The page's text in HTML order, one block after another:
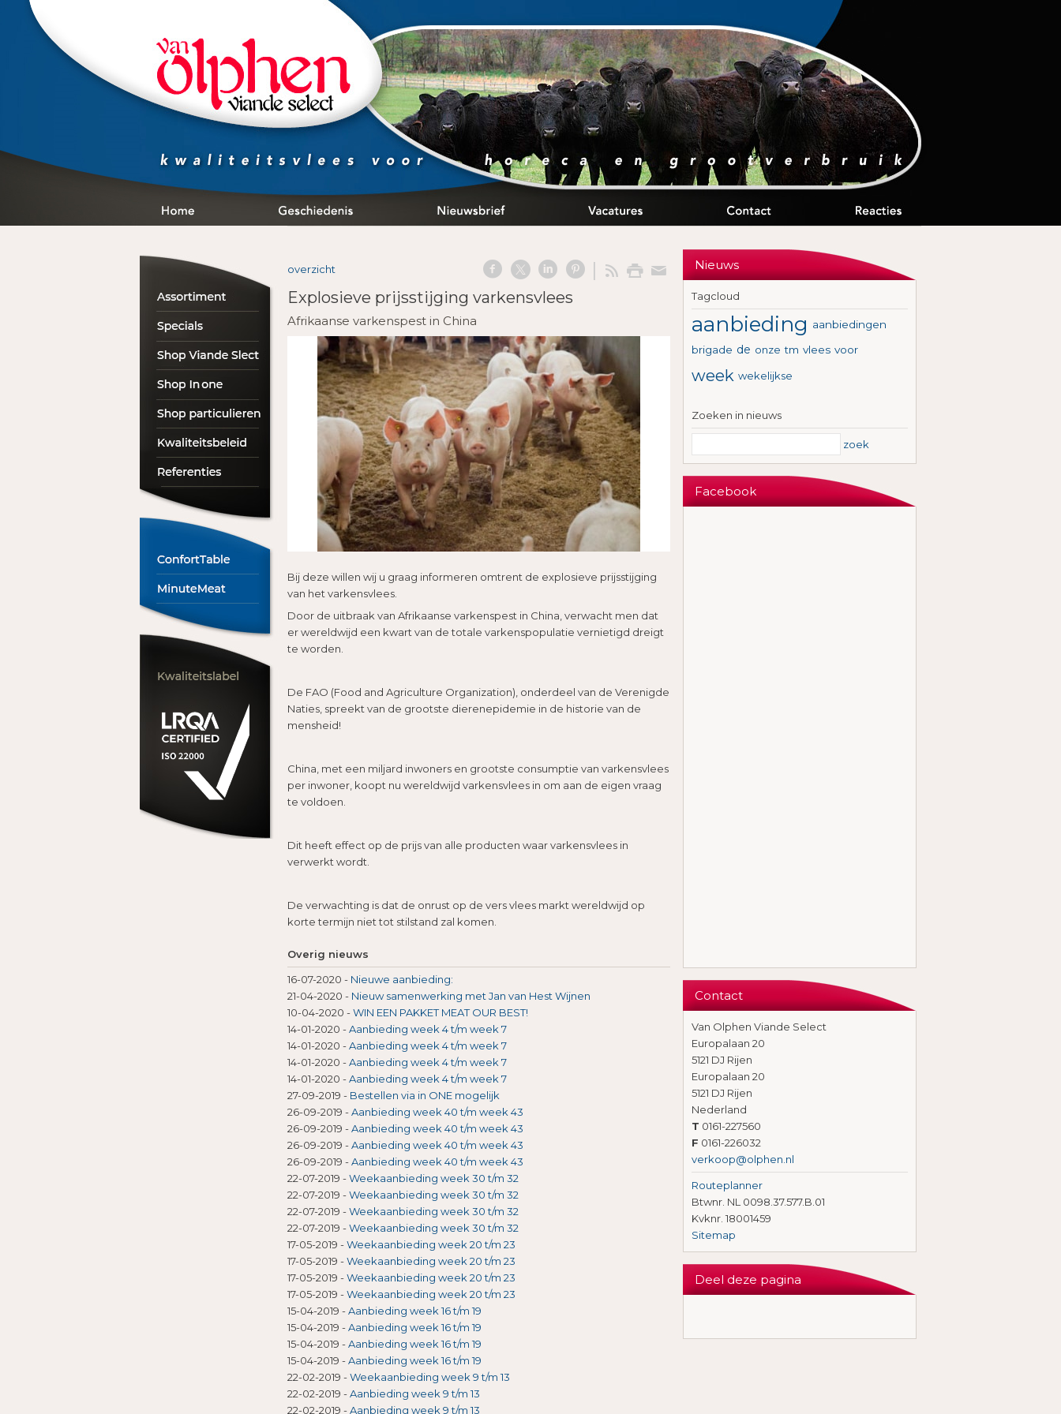
overzicht
Explosieve prijsstijging varkensvlees
Afrikaanse varkenspest in China
Bij deze willen wij u graag informeren omtrent de explosieve prijsstijging
van het varkensvlees.
Door de uitbraak van Afrikaanse varkenspest in China, verwacht men dat
er wereldwijd een kwart van de totale varkenspopulatie vernietigd dreigt
te worden.
De FAO (Food and Agriculture Organization), onderdeel van de Verenigde
Naties, spreekt van de grootste dierenepidemie in de historie van de
mensheid!
China, met een miljard inwoners en grootste consumptie van varkensvlees
per inwoner, koopt nu wereldwijd varkensvlees in om aan de eigen vraag
te voldoen.
Dit heeft effect op de prijs van alle producten waar varkensvlees in
verwerkt wordt.
De verwachting is dat de onrust op de vers vlees markt wereldwijd op
korte termijn niet tot stilstand zal komen.
Overig nieuws
16-07-2020 - Nieuwe aanbieding:
21-04-2020 - Nieuw samenwerking met Jan van Hest Wijnen
10-04-2020 -WIN EEN PAKKET MEAT OUR BEST!
14-01-2020 -Aanbieding week 4 t/m week 7
14-01-2020 -Aanbieding week 4 t/m week 7
14-01-2020 -Aanbieding week 4 t/m week 7
14-01-2020 -Aanbieding week 4 t/m week 7
27-09-2019 - Bestellen via in ONE mogelijk
26-09-2019 -Aanbieding week 40 t/m week 43
26-09-2019 -Aanbieding week 40 t/m week 43
26-09-2019 -Aanbieding week 40 t/m week 43
26-09-2019 -Aanbieding week 40 t/m week 43
22-07-2019 -Weekaanbieding week 30 t/m 32
22-07-2019 -Weekaanbieding week 30 t/m 32
22-07-2019 -Weekaanbieding week 30 t/m 32
22-07-2019 -Weekaanbieding week 30 t/m 32
17-05-2019 -Weekaanbieding week 20 t/m 23
17-05-2019 -Weekaanbieding week 20 t/m 23
17-05-2019 -Weekaanbieding week 20 t/m 23
17-05-2019 -Weekaanbieding week 20 t/m 23
15-04-2019 -Aanbieding week 16 t/m 19
15-04-2019 -Aanbieding week 16 t/m 19
15-04-2019 -Aanbieding week 16 t/m 19
15-04-2019 -Aanbieding week 16 t/m 19
22-02-2019 -Weekaanbieding week 9 t/m 13
22-02-2019 -Aanbieding week 9 t/m 13
22-02-2019 -Aanbieding week 9 t/m 13
Nieuws
Tagcloud
aanbieding aanbiedingen
brigade de onze tm vlees voor
week wekelijkse
Zoeken in nieuws
zoek
Facebook
Contact
Van Olphen Viande Select
Europalaan 20
5121 DJ Rijen
Europalaan 20
5121 DJ Rijen
Nederland
T 0161-227560
F 0161-226032
verkoop@olphen.nl
Routeplanner
Btwnr. NL 0098.37.577.B.01
Kvknr. 18001459
Sitemap
Deel deze pagina